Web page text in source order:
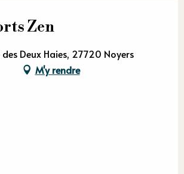
Zen
Deux Haies, 27720 Noyers
M'y rendre